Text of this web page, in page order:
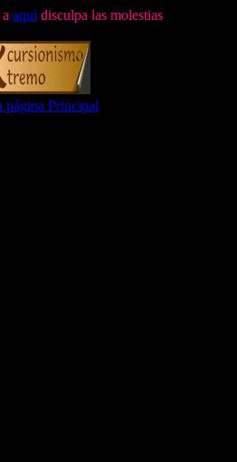
aquídisculpa las molestias
página Principal